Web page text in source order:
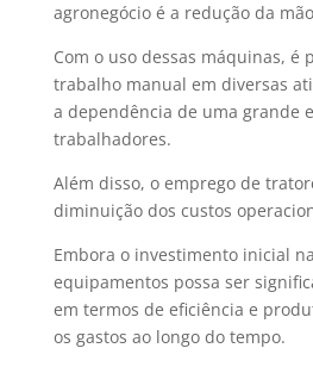
agronegócio é a redução da
Com o uso dessas máquinas, é
trabalho manual em diversas
a dependência de uma grande
trabalhadores.
Além disso, o emprego de
diminuição dos custos
Embora o investimento inicial
equipamentos possa ser
em termos de eficiência e
os gastos ao longo do tempo.